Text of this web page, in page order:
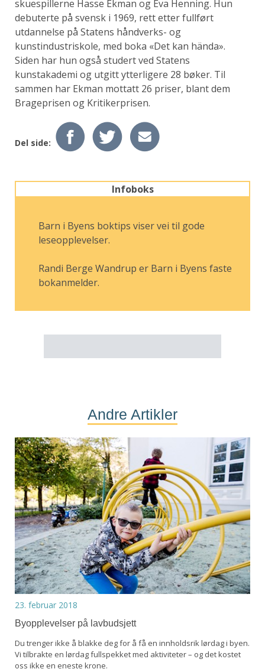
skuespillerne Hasse Ekman og Eva Henning. Hun
debuterte på svensk i 1969, rett etter fullført
utdannelse på Statens håndverks- og
kunstindustriskole, med boka «Det kan hända».
Siden har hun også studert ved Statens
kunstakademi og utgitt ytterligere 28 bøker. Til
sammen har Ekman mottatt 26 priser, blant dem
Brageprisen og Kritikerprisen.
Del side:
Infoboks
Barn i Byens boktips viser vei til gode
leseopplevelser.
Randi Berge Wandrup er Barn i Byens faste
bokanmelder.
Andre Artikler
23. februar 2018
Byopplevelser på lavbudsjett
Du trenger ikke å blakke deg for å få en innholdsrik lørdag i byen.
Vi tilbrakte en lørdag fullspekket med aktiviteter – og det kostet
oss ikke en eneste krone.